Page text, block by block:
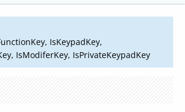
IsKeypadKey,
IsModiferKey, IsPrivateKeypadKey